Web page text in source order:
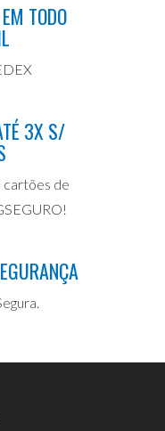
TODO
3X S/
cartões de